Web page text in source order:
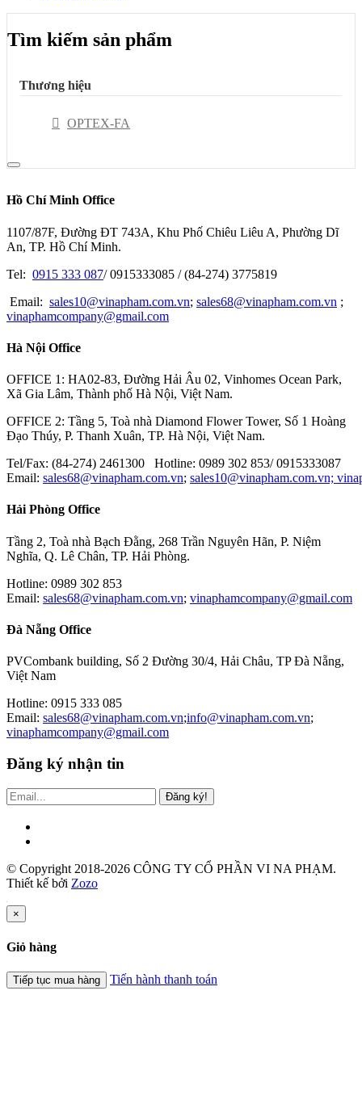
Tìm kiếm sản phẩm
Thương hiệu
OPTEX-FA
Hồ Chí Minh Office
1107/87F, Đường ĐT 743A, Khu Phố Chiêu Liêu A, Phường Dĩ
An, TP. Hồ Chí Minh.
Tel: 0915 333 087/ 0915333085 / (84-274) 3775819
Email: sales10@vinapham.com.vn; sales68@vinapham.com.vn ;
vinaphamcompany@gmail.com
Hà Nội Office
OFFICE 1: HA02-83, Đường Hải Âu 02, Vinhomes Ocean Park,
Xã Gia Lâm, Thành phố Hà Nội, Việt Nam.
OFFICE 2: Tầng 5, Toà nhà Diamond Flower Tower, Số 1 Hoàng
Đạo Thúy, P. Thanh Xuân, TP. Hà Nội, Việt Nam.
Tel/Fax: (84-274) 2461300 Hotline: 0989 302 853/ 0915333087
Email: sales68@vinapham.com.vn; sales10@vinapham.com.vn;
Hải Phòng Office
Tầng 2, Toà nhà Bạch Đằng, 268 Trần Nguyên Hãn, P. Niệm
Nghĩa, Q. Lê Chân, TP. Hải Phòng.
Hotline: 0989 302 853
Email: sales68@vinapham.com.vn; vinaphamcompany@gmail.com
Đà Nẵng Office
PVCombank building, Số 2 Đường 30/4, Hải Châu, TP Đà Nẵng,
Việt Nam
Hotline: 0915 333 085
Email: sales68@vinapham.com.vn;info@vinapham.com.vn;
vinaphamcompany@gmail.com
Đăng ký nhận tin
Đăng ký!
© Copyright 2018-2026 CÔNG TY CỔ PHẦN VI NA PHẠM.
Thiết kế bởi Zozo
×
Giỏ hàng
Tiếp tục mua hàng Tiến hành thanh toán